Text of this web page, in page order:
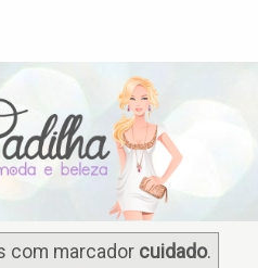
com marcador cuidado.